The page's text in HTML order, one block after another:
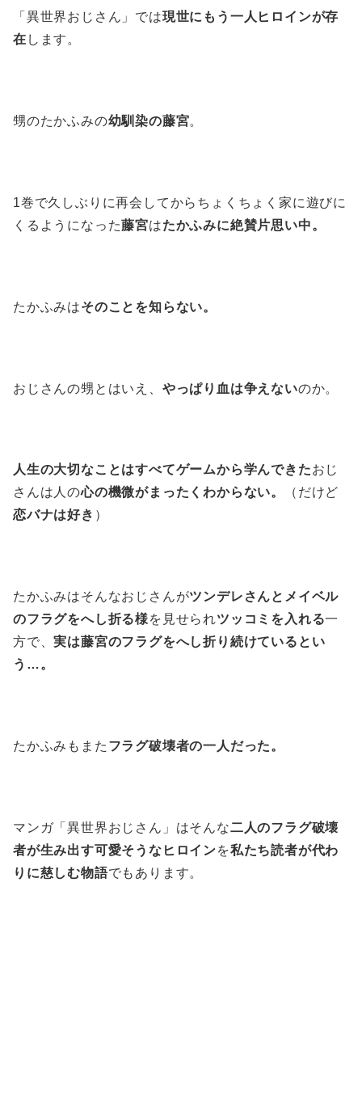
「異世界おじさん」では現世にもう一人ヒロインが存
在 します。
甥のたかふみの幼馴染の藤宮。
1巻で久しぶりに再会してからちょくちょく家に遊びに
くるようになった藤宮はたかふみに絶賛片思い中。
たかふみはそのことを知らない。
おじさんの甥とはいえ、 やっぱり血は争えないのか。
人生の大切なことはすべてゲームから学んできたおじ
さんは人の心の機微がまったくわからない。
（だけど
恋バナは好き ）
たかふみはそんなおじさんがツンデレさんとメイベル
のフラグをへし折る様を見せられツッコミを入れる一
方で、実は藤宮のフラグをへし折り続けているとい
う…。
たかふみもまた フラグ破壊者の一人だった。
マンガ「異世界おじさん」はそんな二人のフラグ破壊
者が生み出す可愛そうなヒロインを私たち読者が代わ
りに慈しむ物語でもあります。